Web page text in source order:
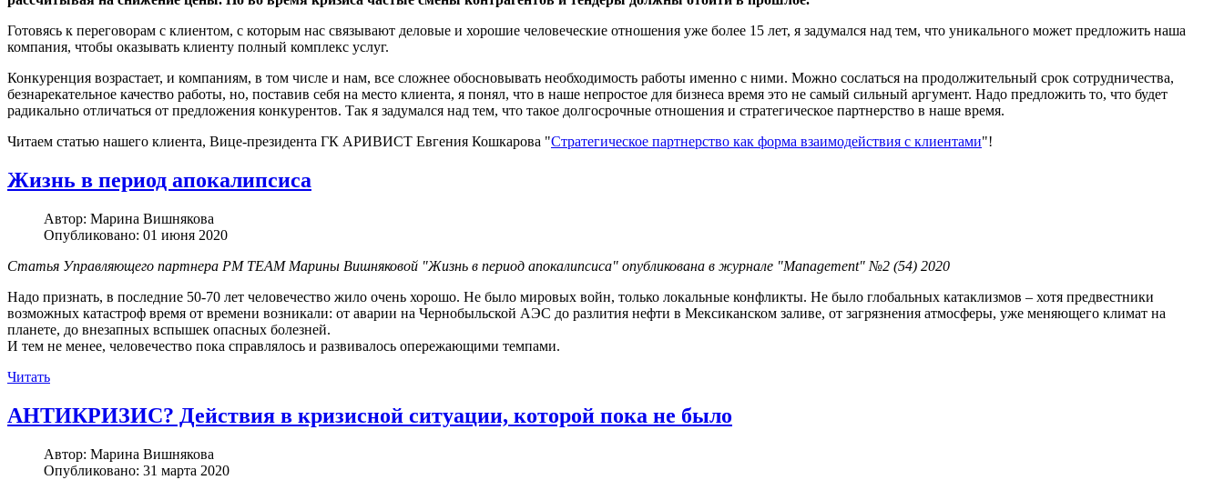
Готовясь к переговорам с клиентом, с которым нас связывают деловые и хорошие человеческие отношения уже более 15 лет, я задумался над тем, что уникального может предложить наша
компания, чтобы оказывать клиенту полный комплекс услуг.
Конкуренция возрастает, и компаниям, в том числе и нам, все сложнее обосновывать необходимость работы именно с ними. Можно сослаться на продолжительный срок сотрудничества,
безнарекательное качество работы, но, поставив себя на место клиента, я понял, что в наше непростое для бизнеса время это не самый сильный аргумент. Надо предложить то, что будет
радикально отличаться от предложения конкурентов. Так я задумался над тем, что такое долгосрочные отношения и стратегическое партнерство в наше время.
Читаем статью нашего клиента, Вице-президента ГК АРИВИСТ Евгения Кошкарова "Стратегическое партнерство как форма взаимодействия с клиентами"!
Жизнь в период апокалипсиса
Автор: Марина Вишнякова
Опубликовано: 01 июня 2020
Статья Управляющего партнера PM TEAM Марины Вишняковой "Жизнь в период апокалипсиса" опубликована в журнале "Management" №2 (54) 2020
Надо признать, в последние 50-70 лет человечество жило очень хорошо. Не было мировых войн, только локальные конфликты. Не было глобальных катаклизмов – хотя предвестники
возможных катастроф время от времени возникали: от аварии на Чернобыльской АЭС до разлития нефти в Мексиканском заливе, от загрязнения атмосферы, уже меняющего климат на
планете, до внезапных вспышек опасных болезней.
И тем не менее, человечество пока справлялось и развивалось опережающими темпами.
Читать
АНТИКРИЗИС? Действия в кризисной ситуации, которой пока не было
Автор: Марина Вишнякова
Опубликовано: 31 марта 2020